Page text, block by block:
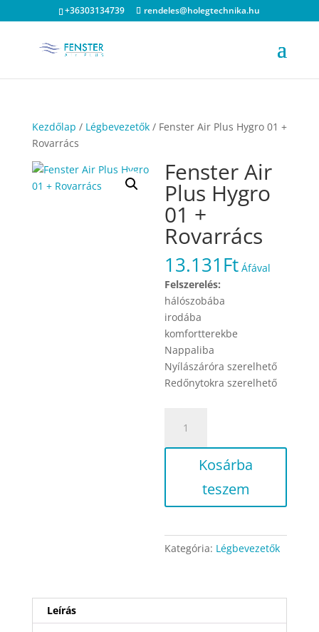
+36303134739 rendeles@holegtechnika.hu
Kezdőlap / Légbevezetők/ Fenster Air Plus Hygro 01 +
Rovarrács
Fenster Air
Plus Hygro
01 +
Rovarrács
13.131Ft Áfával
Felszerelés:
hálószobába
irodába
komfortterekbe
Nappaliba
Nyílászáróra szerelhető
Redőnytokra szerelhető
Plus
Kosárba
teszem
Kategória: Légbevezetők
Leírás